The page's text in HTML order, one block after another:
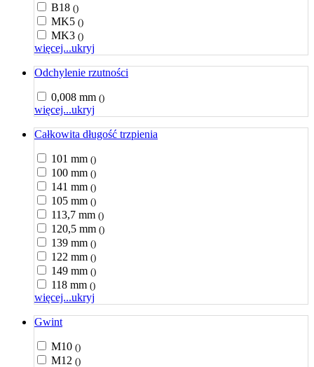
B18 ()
MK5 ()
MK3 ()
więcej...ukryj
Odchylenie rzutności
0,008 mm ()
więcej...ukryj
Całkowita długość trzpienia
101 mm ()
100 mm ()
141 mm ()
105 mm ()
113,7 mm ()
120,5 mm ()
139 mm ()
122 mm ()
149 mm ()
118 mm ()
więcej...ukryj
Gwint
M10 ()
M12 ()